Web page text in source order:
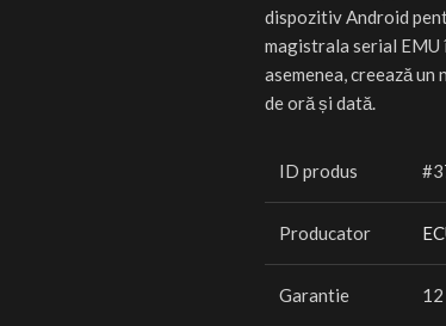
dispozitiv Android
magistrala serial EMU
asemenea, creează
de oră și dată.
ID produs
Producator
Garantie